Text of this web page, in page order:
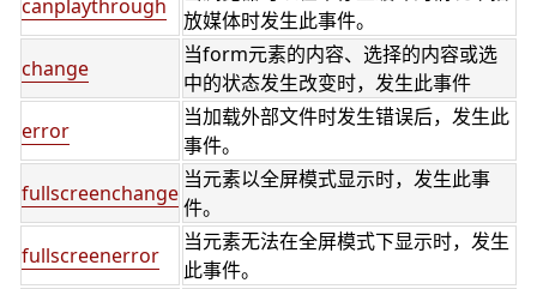
canplaythrough
放媒体时发生此事件。
change
当form元素的内容、选择的内容或选
中的状态发生改变时，发生此事件
error
当加载外部文件时发生错误后，发生此
事件。
fullscreenchange
当元素以全屏模式显示时，发生此事
件。
fullscreenerror
当元素无法在全屏模式下显示时，发生
此事件。